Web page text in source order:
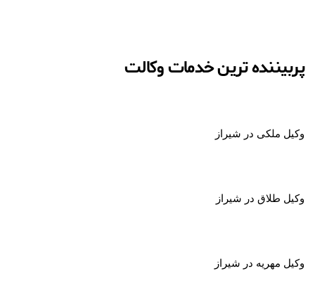
پربیننده ترین خدمات وکالت
وکیل ملکی در شیراز
وکیل طلاق در شیراز
وکیل مهریه در شیراز